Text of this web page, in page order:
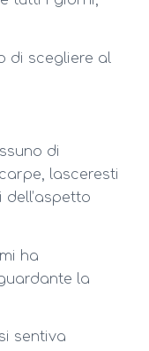
di scegliere al
di
lasceresti
ha
la
sentiva